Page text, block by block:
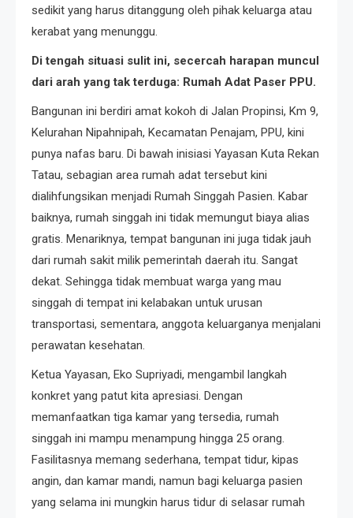
sedikit yang harus ditanggung oleh pihak keluarga atau
kerabat yang menunggu.
Di tengah situasi sulit ini, secercah harapan muncul
dari arah yang tak terduga: Rumah Adat Paser PPU.
Bangunan ini berdiri amat kokoh di Jalan Propinsi, Km 9,
Kelurahan Nipahnipah, Kecamatan Penajam, PPU, kini
punya nafas baru. Di bawah inisiasi Yayasan Kuta Rekan
Tatau, sebagian area rumah adat tersebut kini
dialihfungsikan menjadi Rumah Singgah Pasien. Kabar
baiknya, rumah singgah ini tidak memungut biaya alias
gratis. Menariknya, tempat bangunan ini juga tidak jauh
dari rumah sakit milik pemerintah daerah itu. Sangat
dekat. Sehingga tidak membuat warga yang mau
singgah di tempat ini kelabakan untuk urusan
transportasi, sementara, anggota keluarganya menjalani
perawatan kesehatan.
Ketua Yayasan, Eko Supriyadi, mengambil langkah
konkret yang patut kita apresiasi. Dengan
memanfaatkan tiga kamar yang tersedia, rumah
singgah ini mampu menampung hingga 25 orang.
Fasilitasnya memang sederhana, tempat tidur, kipas
angin, dan kamar mandi, namun bagi keluarga pasien
yang selama ini mungkin harus tidur di selasar rumah